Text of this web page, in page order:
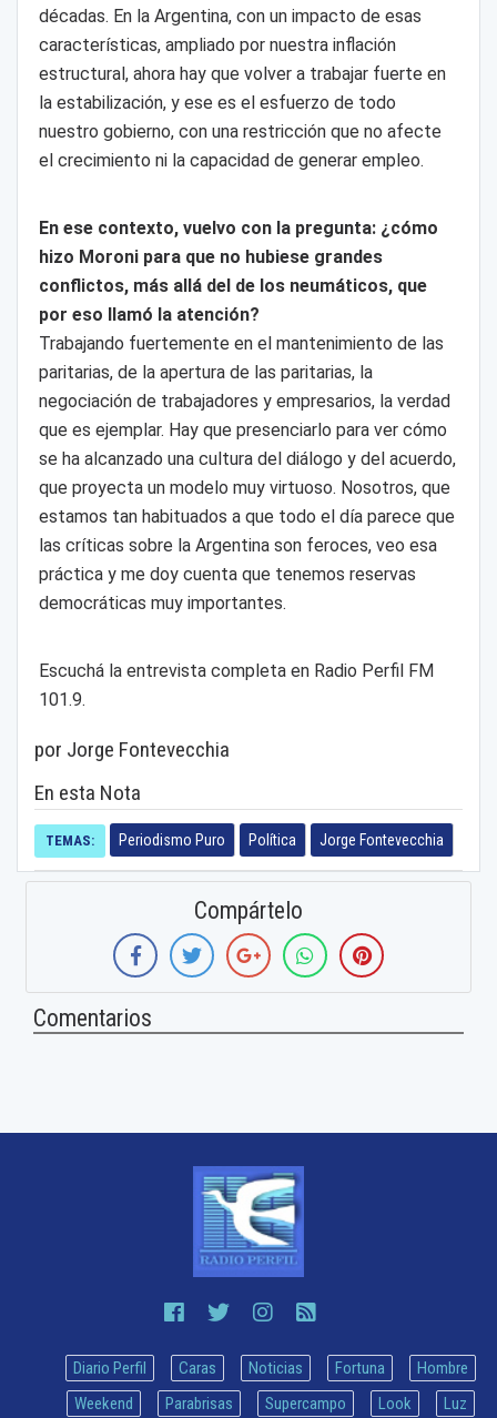
décadas. En la Argentina, con un impacto de esas
características, ampliado por nuestra inflación
estructural, ahora hay que volver a trabajar fuerte en
la estabilización, y ese es el esfuerzo de todo
nuestro gobierno, con una restricción que no afecte
el crecimiento ni la capacidad de generar empleo.
En ese contexto, vuelvo con la pregunta: ¿cómo
hizo Moroni para que no hubiese grandes
conflictos, más allá del de los neumáticos, que
por eso llamó la atención?
Trabajando fuertemente en el mantenimiento de las
paritarias, de la apertura de las paritarias, la
negociación de trabajadores y empresarios, la verdad
que es ejemplar. Hay que presenciarlo para ver cómo
se ha alcanzado una cultura del diálogo y del acuerdo,
que proyecta un modelo muy virtuoso. Nosotros, que
estamos tan habituados a que todo el día parece que
las críticas sobre la Argentina son feroces, veo esa
práctica y me doy cuenta que tenemos reservas
democráticas muy importantes.
Escuchá la entrevista completa en Radio Perfil FM
101.9.
por Jorge Fontevecchia
En esta Nota
TEMAS: Periodismo Puro Política Jorge Fontevecchia
Compártelo
Comentarios
Diario Perfil Caras Noticias Fortuna
Hombre
Weekend
Parabrisas Supercampo Look Luz